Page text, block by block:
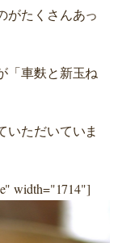
がたくさんあっ
「車麩と新玉ね
いただいていま
width="1714"]